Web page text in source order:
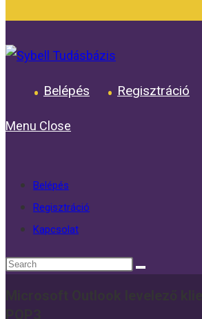
Belépés Regisztráció
Menu Close
Belépés
Regisztráció
Kapcsolat